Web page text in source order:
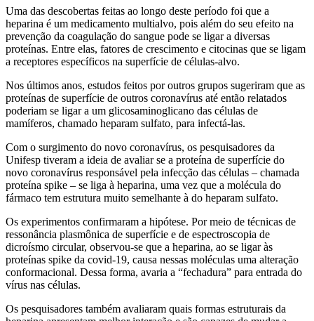
Uma das descobertas feitas ao longo deste período foi que a
heparina é um medicamento multialvo, pois além do seu efeito na
prevenção da coagulação do sangue pode se ligar a diversas
proteínas. Entre elas, fatores de crescimento e citocinas que se ligam
a receptores específicos na superfície de células-alvo.
Nos últimos anos, estudos feitos por outros grupos sugeriram que as
proteínas de superfície de outros coronavírus até então relatados
poderiam se ligar a um glicosaminoglicano das células de
mamíferos, chamado heparam sulfato, para infectá-las.
Com o surgimento do novo coronavírus, os pesquisadores da
Unifesp tiveram a ideia de avaliar se a proteína de superfície do
novo coronavírus responsável pela infecção das células – chamada
proteína spike – se liga à heparina, uma vez que a molécula do
fármaco tem estrutura muito semelhante à do heparam sulfato.
Os experimentos confirmaram a hipótese. Por meio de técnicas de
ressonância plasmônica de superfície e de espectroscopia de
dicroísmo circular, observou-se que a heparina, ao se ligar às
proteínas spike da covid-19, causa nessas moléculas uma alteração
conformacional. Dessa forma, avaria a “fechadura” para entrada do
vírus nas células.
Os pesquisadores também avaliaram quais formas estruturais da